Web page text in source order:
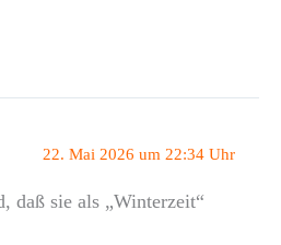
22. Mai 2026 um 22:34 Uhr
daß sie als „Winterzeit“